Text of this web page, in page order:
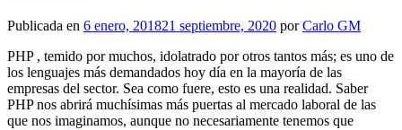
Publicada en 6 enero, 201821 septiembre, 2020 porCarlo GM
PHP , temido por muchos, idolatrado por otros tantos más; es uno de
los lenguajes más demandados hoy día en la mayoría de las
empresas del sector. Sea como fuere, esto es una realidad. Saber
PHP nos abrirá muchísimas más puertas al mercado laboral de las
que nos imaginamos, aunque no necesariamente tenemos que